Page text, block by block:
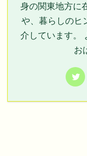
身の関東地方に
や、暮らしのヒ
介しています。
お